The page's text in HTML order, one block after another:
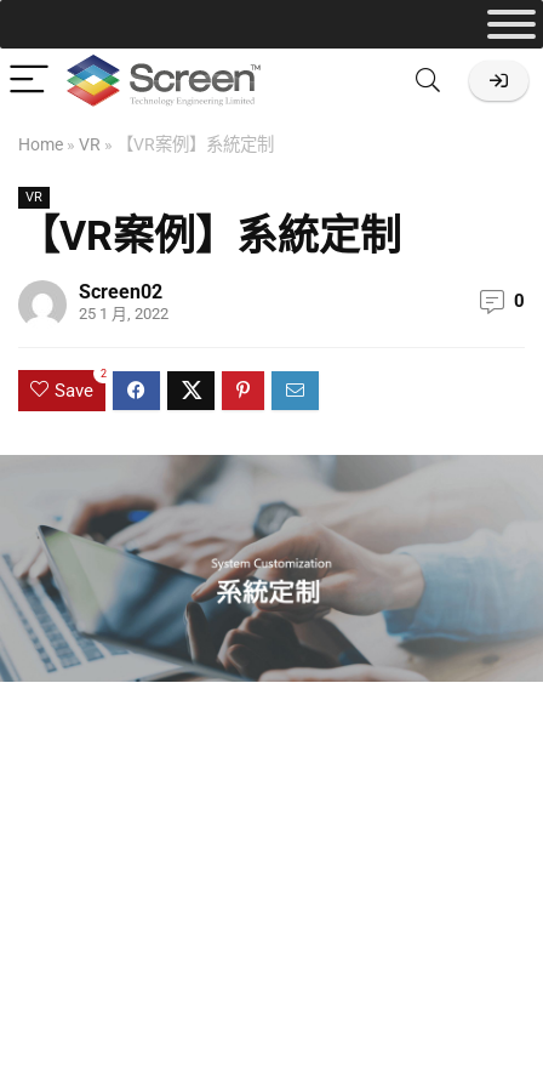
Home » VR » 【VR案例】系統定制
VR
【VR案例】系統定制
Screen02
25 1 月, 2022
0
Save
2